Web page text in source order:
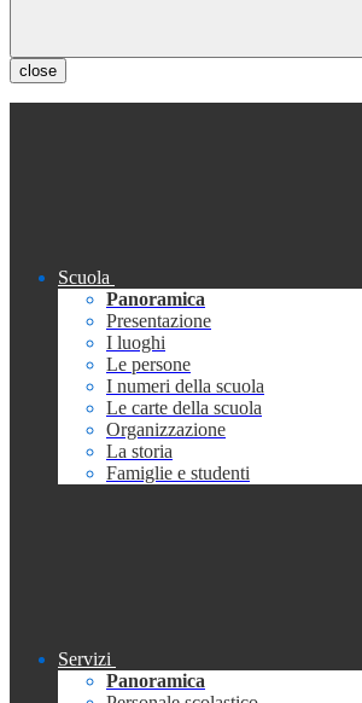
close
Scuola
Panoramica
Presentazione
I luoghi
Le persone
I numeri della scuola
Le carte della scuola
Organizzazione
La storia
Famiglie e studenti
Servizi
Panoramica